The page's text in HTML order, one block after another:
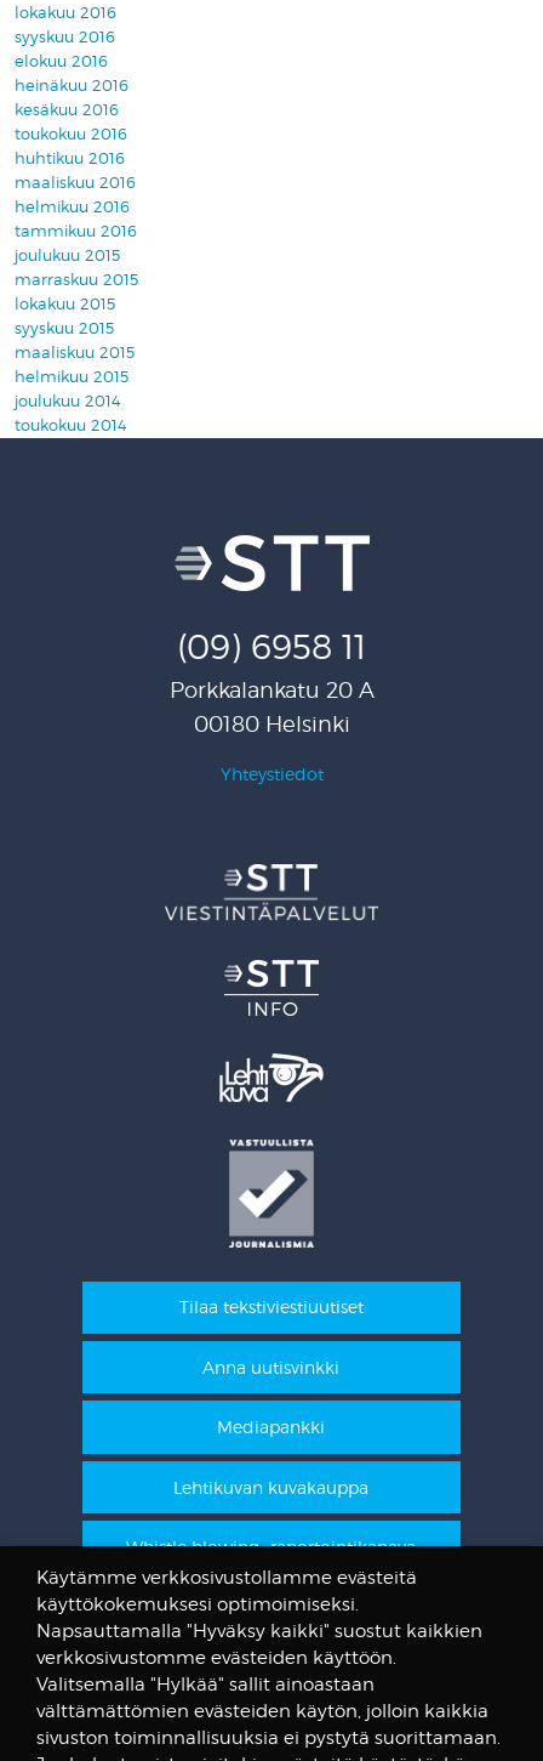
lokakuu 2016
syyskuu 2016
elokuu 2016
heinäkuu 2016
kesäkuu 2016
toukokuu 2016
huhtikuu 2016
maaliskuu 2016
helmikuu 2016
tammikuu 2016
joulukuu 2015
marraskuu 2015
lokakuu 2015
syyskuu 2015
maaliskuu 2015
helmikuu 2015
joulukuu 2014
toukokuu 2014
(09) 6958 11
Porkkalankatu 20 A
00180 Helsinki
Yhteystiedot
Tilaa tekstiviestiuutiset
Anna uutisvinkki
Mediapankki
Lehtikuvan kuvakauppa
Whistle blowing -raportointikanava
STT Info
Lehtikuvan vanhat kuvat
@STTuutiset
@STTinfo
Käytämme verkkosivustollamme evästeitä
käyttökokemuksesi optimoimiseksi.
Napsauttamalla "Hyväksy kaikki" suostut kaikkien
verkkosivustomme evästeiden käyttöön.
Valitsemalla "Hylkää" sallit ainoastaan
välttämättömien evästeiden käytön, jolloin kaikkia
sivuston toiminnallisuuksia ei pystytä suorittamaan.